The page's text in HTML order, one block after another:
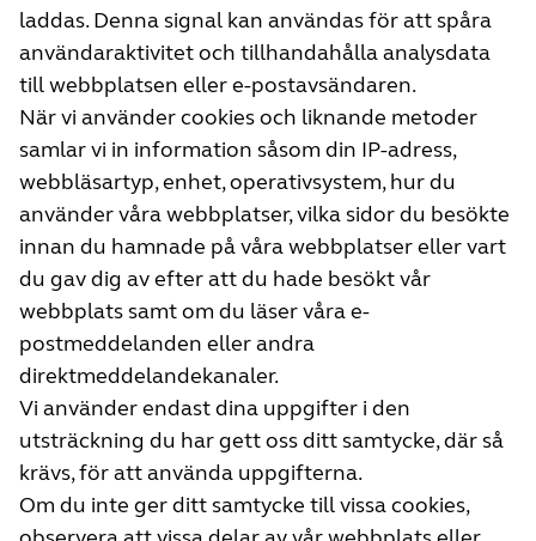
laddas. Denna signal kan användas för att spåra
användaraktivitet och tillhandahålla analysdata
till webbplatsen eller e-postavsändaren.
När vi använder cookies och liknande metoder
samlar vi in information såsom din IP-adress,
webbläsartyp, enhet, operativsystem, hur du
använder våra webbplatser, vilka sidor du besökte
innan du hamnade på våra webbplatser eller vart
du gav dig av efter att du hade besökt vår
webbplats samt om du läser våra e-
postmeddelanden eller andra
direktmeddelandekanaler.
Vi använder endast dina uppgifter i den
utsträckning du har gett oss ditt samtycke, där så
krävs, för att använda uppgifterna.
Om du inte ger ditt samtycke till vissa cookies,